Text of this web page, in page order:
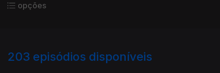
opções
203 episódios disponíveis